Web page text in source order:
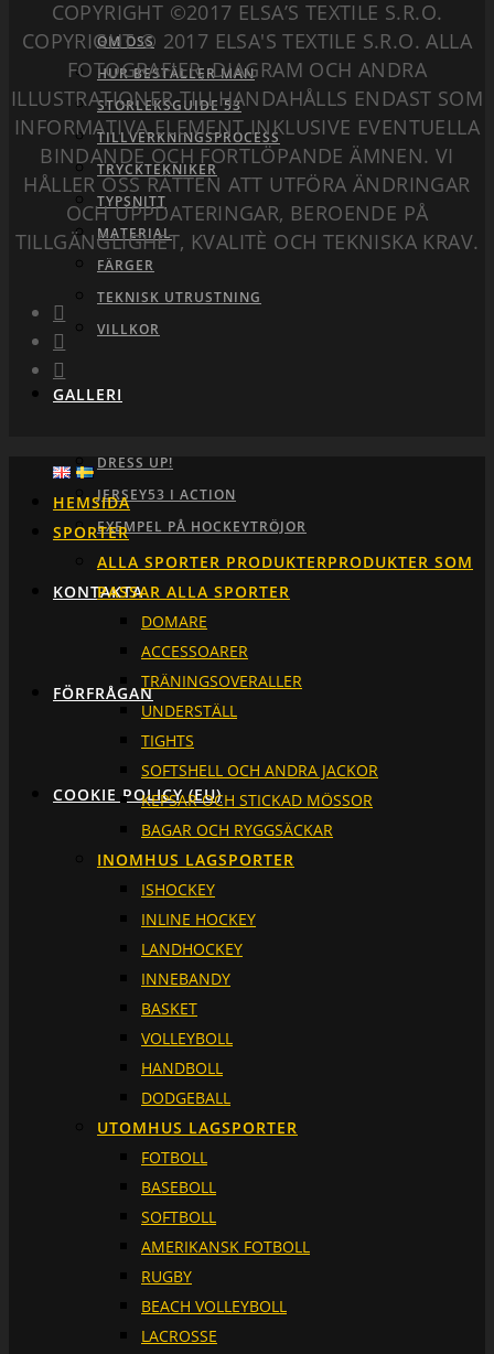
OM OSS
HUR BESTÄLLER MAN
STORLEKSGUIDE 53
TILLVERKNINGSPROCESS
TRYCKTEKNIKER
TYPSNITT
MATERIAL
FÄRGER
TEKNISK UTRUSTNING
VILLKOR
GALLERI
DRESS UP!
JERSEY53 I ACTION
EXEMPEL PÅ HOCKEYTRÖJOR
KONTAKTA
FÖRFRÅGAN
COOKIE POLICY (EU)
COPYRIGHT ©2017 ELSA’S TEXTILE S.R.O.
COPYRIGHT © 2017 ELSA'S TEXTILE S.R.O. ALLA
FOTOGRAFIER, DIAGRAM OCH ANDRA
ILLUSTRATIONER TILLHANDAHÅLLS ENDAST SOM
INFORMATIVA ELEMENT INKLUSIVE EVENTUELLA
BINDANDE OCH FORTLÖPANDE ÄMNEN. VI
HÅLLER OSS RÄTTEN ATT UTFÖRA ÄNDRINGAR
OCH UPPDATERINGAR, BEROENDE PÅ
TILLGÄNGLIGHET, KVALITÈ OCH TEKNISKA KRAV.
HEMSIDA
SPORTER
ALLA SPORTER PRODUKTERPRODUKTER SOM
PASSAR ALLA SPORTER
DOMARE
ACCESSOARER
TRÄNINGSOVERALLER
UNDERSTÄLL
TIGHTS
SOFTSHELL OCH ANDRA JACKOR
KEPSAR OCH STICKAD MÖSSOR
BAGAR OCH RYGGSÄCKAR
INOMHUS LAGSPORTER
ISHOCKEY
INLINE HOCKEY
LANDHOCKEY
INNEBANDY
BASKET
VOLLEYBOLL
HANDBOLL
DODGEBALL
UTOMHUS LAGSPORTER
FOTBOLL
BASEBOLL
SOFTBOLL
AMERIKANSK FOTBOLL
RUGBY
BEACH VOLLEYBOLL
LACROSSE